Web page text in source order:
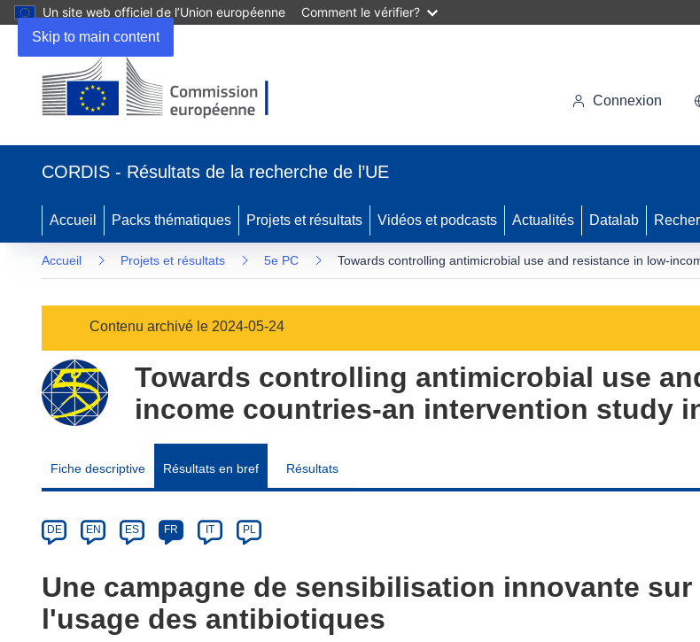
Skip to main content
Un site web officiel de l’Union européenne Comment le vérifier?
une
fenêtre)
Connexion
CORDIS - Résultats de la recherche de l’UE
Accueil Packs thématiques Projets et résultats Vidéos et podcasts Actualités Datalab
Accueil Projets et résultats 5e PC Towards controlling antimicrobial use and resistance in low-
Contenu archivé le 2024-05-24
Towards controlling antimicrobial use
income countries-an intervention study
Fiche descriptive Résultats en bref Résultats
Category
Article
available
the
following
languages:
DE EN ES FR IT PL
Une campagne de sensibilisation innovante sur
l'usage des antibiotiques